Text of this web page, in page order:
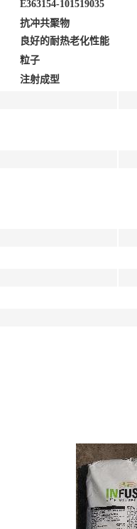
E363154-101519035
抗冲共聚物
良好的耐热老化性能
粒子
注射成型